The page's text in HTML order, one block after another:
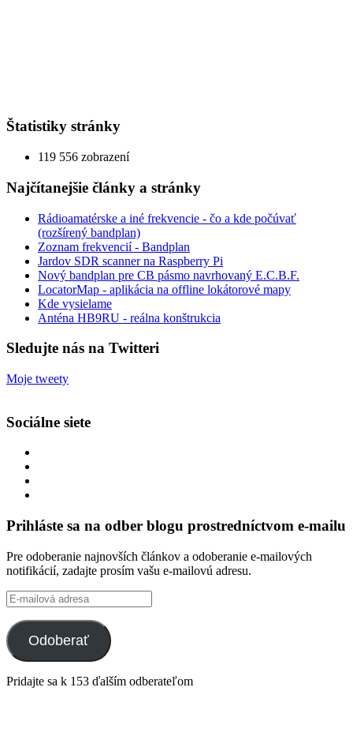
Štatistiky stránky
119 556 zobrazení
Najčítanejšie články a stránky
Rádioamatérske a iné frekvencie - čo a kde počúvať
(rozšírený bandplan)
Zoznam frekvencií - Bandplan
Jardov SDR scanner na Raspberry Pi
Nový bandplan pre CB pásmo navrhovaný E.C.B.F.
LocatorMap - aplikácia na offline lokátorové mapy
Kde vysielame
Anténa HB9RU - reálna konštrukcia
Sledujte nás na Twitteri
Moje tweety
Sociálne siete
Twitter
na
tekkoooo
YouTube
Prihláste sa na odber blogu prostredníctvom e-mailu
Pre odoberanie najnovších článkov a odoberanie e-mailových
notifikácií, zadajte prosím vašu e-mailovú adresu.
E-
mailová
adresa
Odoberať
Pridajte sa k 153 ďalším odberateľom